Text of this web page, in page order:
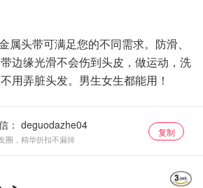
属头带可满足您的不同需求。防滑、
边缘光滑不会伤到头皮，做运动，洗
用弄脏头发。男生女生都能用！
：
圈，精华折扣不漏掉
复制